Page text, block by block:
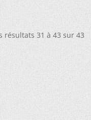
résultats 31 à 43 sur 43